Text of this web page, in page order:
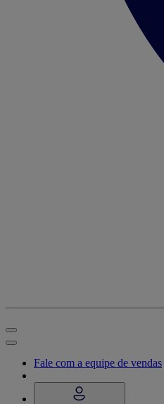
Fale com a equipe de vendas